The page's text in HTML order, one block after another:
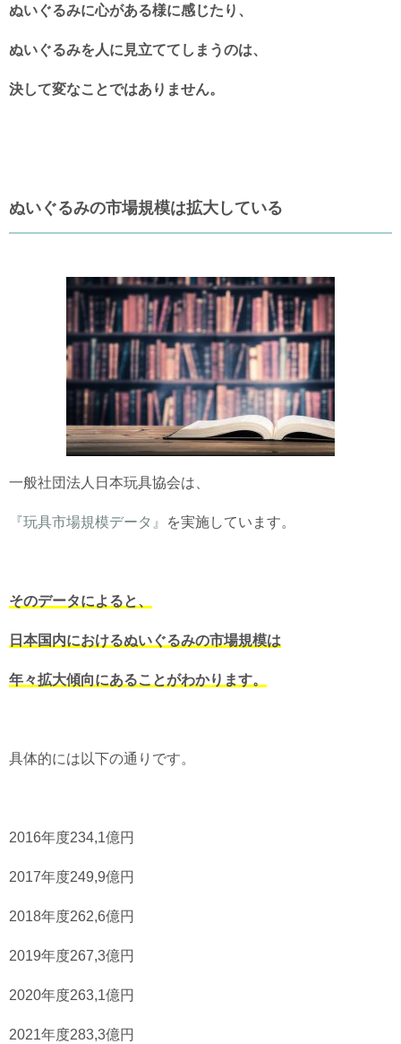
ぬいぐるみに心がある様に感じたり、
ぬいぐるみを人に見立ててしまうのは、
決して変なことではありません。
ぬいぐるみの市場規模は拡大している
一般社団法人日本玩具協会は、
『玩具市場規模データ』 を実施しています。
そのデータによると、
日本国内におけるぬいぐるみの市場規模は
年々拡大傾向にあることがわかります。
具体的には以下の通りです。
2016年度234,1億円
2017年度249,9億円
2018年度262,6億円
2019年度267,3億円
2020年度263,1億円
2021年度283,3億円